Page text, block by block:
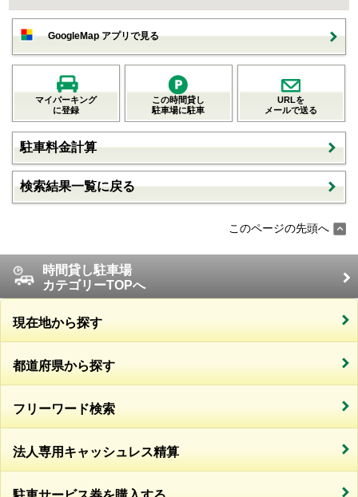
GoogleMap アプリで見る
マイパーキング
に登録
この時間貸し
駐車場に駐車
URLを
メールで送る
駐車料金計算
検索結果一覧に戻る
このページの先頭へ
時間貸し駐車場
カテゴリーTOPへ
現在地から探す
都道府県から探す
フリーワード検索
法人専用キャッシュレス精算